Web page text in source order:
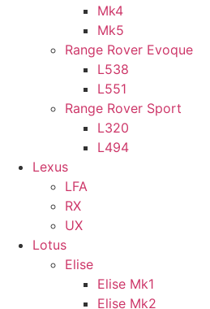
Mk4
Mk5
Range Rover Evoque
L538
L551
Range Rover Sport
L320
L494
Lexus
LFA
RX
UX
Lotus
Elise
Elise Mk1
Elise Mk2